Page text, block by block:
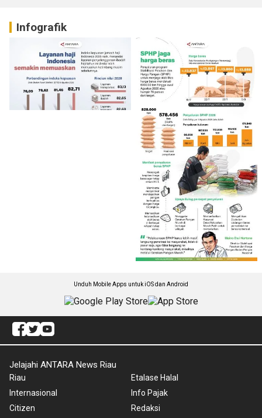
Infografik
Unduh Mobile Apps untuk iOS dan Android
Jelajahi ANTARA News Riau
Riau
Internasional
Citizen
Etalase Halal
Info Pajak
Redaksi